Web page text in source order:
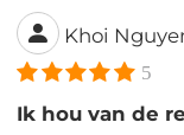
Khoi
5
Ik hou van de